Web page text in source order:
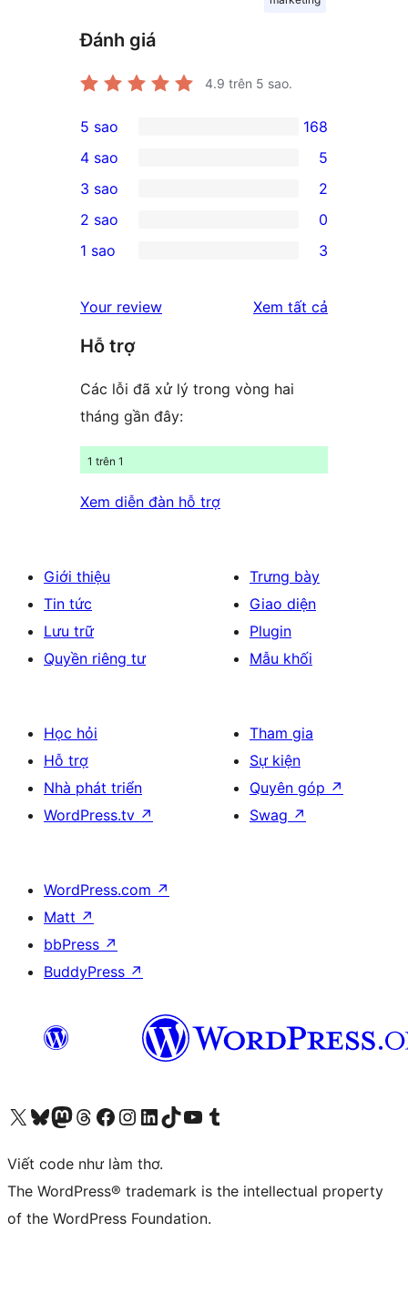
Đánh giá
4.9 trên 5 sao.
168
5-
star
reviews
5 sao 168
4-
star
reviews
4 sao 5
2
3-
star
3 sao 2
2-
reviews
2 sao 0
star
reviews
1 sao 3
Your review Xem tất cả
Hỗ trợ
Các lỗi đã xử lý trong vòng hai
tháng gần đây:
1 trên 1
Xem diễn đàn hỗ trợ
Giới thiệu
Tin tức
Lưu trữ
Quyền riêng tư
Trưng bày
Giao diện
Plugin
Mẫu khối
Học hỏi
Hỗ trợ
Nhà phát triển
WordPress.tv ↗
Tham gia
Sự kiện
Quyên góp ↗
Swag ↗
WordPress.com ↗
Matt ↗
bbPress ↗
BuddyPress ↗
Truy cập tài khoản X (trước đây là Twitter) của chúng tôiVisit our Bluesky account
Visit our Mastodon account
Visit our Threads account
Xem trang Facebook của chúng tôiTruy cập tài khoản Instagram của chúng tôiTruy cập tài khoản LinkedIn của chúng tôiVisit our TikTok account
Truy cập kênh YouTube của chúng tôi Visit our Tumblr account
Viết code như làm thơ.
The WordPress® trademark is the intellectual property
of the WordPress Foundation.